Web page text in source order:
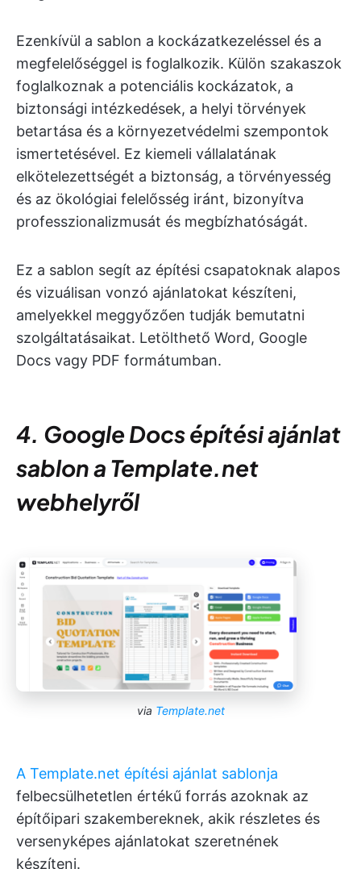
Ezenkívül a sablon a kockázatkezeléssel és a
megfelelőséggel is foglalkozik. Külön szakaszok
foglalkoznak a potenciális kockázatok, a
biztonsági intézkedések, a helyi törvények
betartása és a környezetvédelmi szempontok
ismertetésével. Ez kiemeli vállalatának
elkötelezettségét a biztonság, a törvényesség
és az ökológiai felelősség iránt, bizonyítva
professzionalizmusát és megbízhatóságát.
Ez a sablon segít az építési csapatoknak alapos
és vizuálisan vonzó ajánlatokat készíteni,
amelyekkel meggyőzően tudják bemutatni
szolgáltatásaikat. Letölthető Word, Google
Docs vagy PDF formátumban.
4. Google Docs építési ajánlat
sablon a Template.net
webhelyről
via Template.net
A Template.net építési ajánlat sablonja
felbecsülhetetlen értékű forrás azoknak az
építőipari szakembereknek, akik részletes és
versenyképes ajánlatokat szeretnének
készíteni.